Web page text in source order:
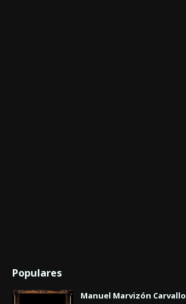
Populares
Manuel Marvizón Carvallo